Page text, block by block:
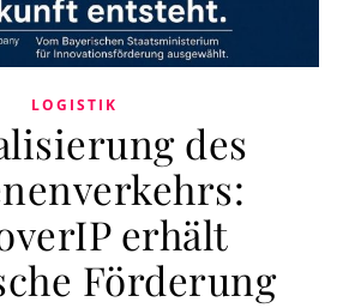
LOGISTIK
des
erhält
Förderung